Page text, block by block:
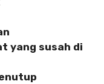
yang susah di